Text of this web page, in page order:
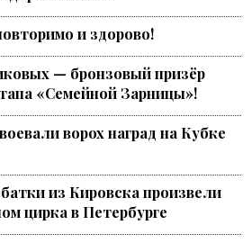
и здорово!
— бронзовый призёр
«Семейной Зарницы»!
ворох наград на Кубке
из Кировска произвели
цирка в Петербурге